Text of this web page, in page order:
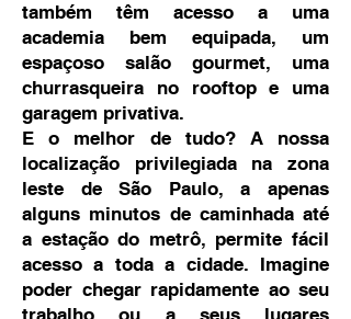
também têm acesso a uma
academia bem equipada, um
espaçoso salão gourmet, uma
churrasqueira no rooftop e uma
garagem privativa.
E o melhor de tudo? A nossa
localização privilegiada na zona
leste de São Paulo, a apenas
alguns minutos de caminhada até
a estação do metrô, permite fácil
acesso a toda a cidade. Imagine
poder chegar rapidamente ao seu
trabalho ou a seus lugares